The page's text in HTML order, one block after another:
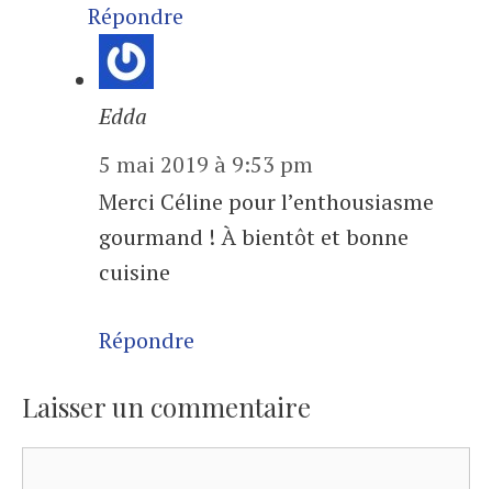
Répondre
Edda
5 mai 2019 à 9:53 pm
Merci Céline pour l’enthousiasme
gourmand ! À bientôt et bonne
cuisine
Répondre
Laisser un commentaire